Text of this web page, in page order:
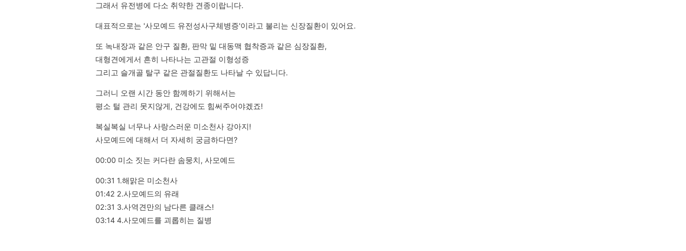
그래서 유전병에 다소 취약한 견종이랍니다.
대표적으로는 '사모예드 유전성사구체병증'이라고 불리는 신장질환이 있어요.
또 녹내장과 같은 안구 질환, 판막 밑 대동맥 협착증과 같은 심장질환,
대형견에게서 흔히 나타나는 고관절 이형성증
그리고 슬개골 탈구 같은 관절질환도 나타날 수 있답니다.
그러니 오랜 시간 동안 함께하기 위해서는
평소 털 관리 못지않게, 건강에도 힘써주어야겠죠!
복실복실 너무나 사랑스러운 미소천사 강아지!
사모예드에 대해서 더 자세히 궁금하다면?
00:00 미소 짓는 커다란 솜뭉치, 사모예드
00:31 1.해맑은 미소천사
01:42 2.사모예드의 유래
02:31 3.사역견만의 남다른 클래스!
03:14 4.사모예드를 괴롭히는 질병